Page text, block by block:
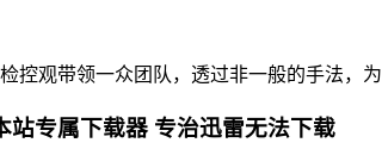
观带领一众团队，透过非一般的手法，为
站专属下载器 专治迅雷无法下载